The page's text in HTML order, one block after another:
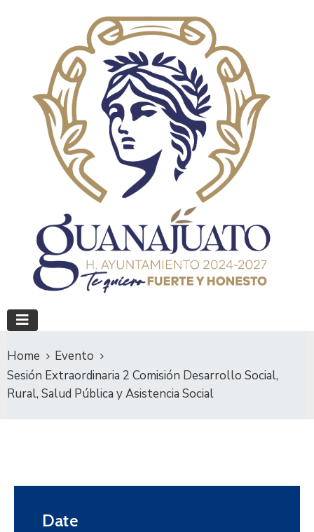
Home
Evento
Sesión Extraordinaria 2 Comisión Desarrollo Social,
Rural, Salud Pública y Asistencia Social
Date